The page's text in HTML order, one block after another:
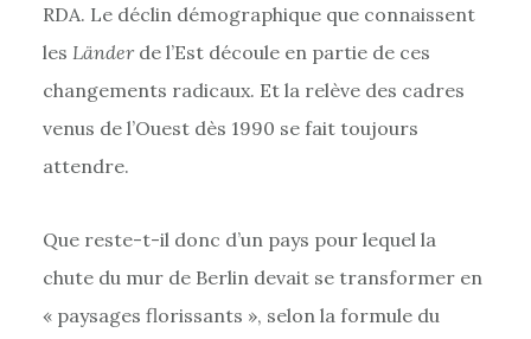
RDA. Le déclin démographique que connaissent
les Länderde l’Est découle en partie de ces
changements radicaux. Et la relève des cadres
venus de l’Ouest dès 1990 se fait toujours
attendre.
Que reste-t-il donc d’un pays pour lequel la
chute du mur de Berlin devait se transformer en
« paysages florissants », selon la formule du